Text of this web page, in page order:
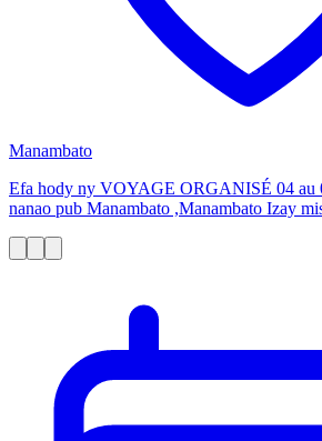
Manambato
Efa hody ny VOYAGE ORGANISÉ 04 au
nanao pub Manambato ,Manambato Izay